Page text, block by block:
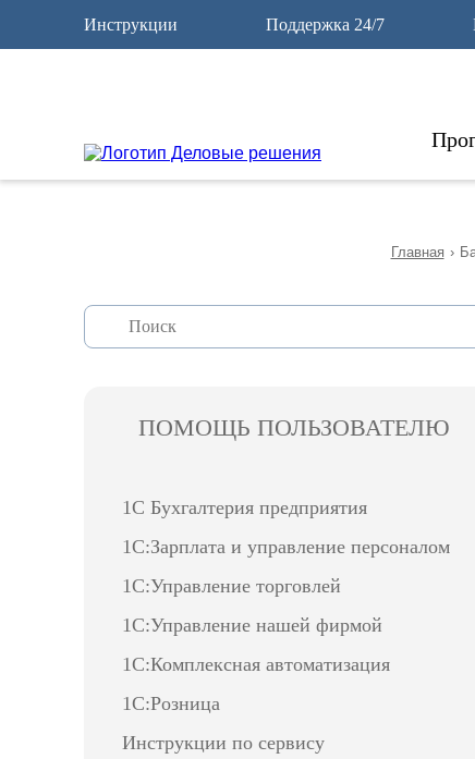
Инструкции Поддержка 24/7
Главная ›
ПОМОЩЬ ПОЛЬЗОВАТЕЛЮ
1С Бухгалтерия предприятия
1С:Зарплата и управление персоналом
1С:Управление торговлей
1С:Управление нашей фирмой
1С:Комплексная автоматизация
1С:Розница
Инструкции по сервису